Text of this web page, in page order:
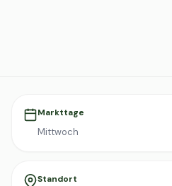
Markttage
Mittwoch
Standort